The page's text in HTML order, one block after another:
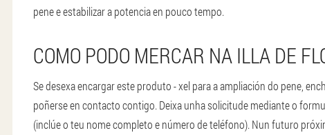
pene e estabilizar a potencia en pouco tempo.
COMO PODO MERCAR NA ILLA DE
Se desexa encargar este produto - xel para a ampliación do pene,
poñerse en contacto contigo. Deixa unha solicitude mediante o
(inclúe o teu nome completo e número de teléfono). Nun futuro